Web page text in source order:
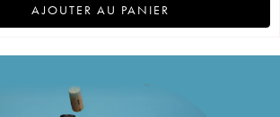
AJOUTER AU PANIER